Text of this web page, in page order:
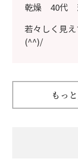
乾燥 40代
若々しく見
(^^)/
もっ